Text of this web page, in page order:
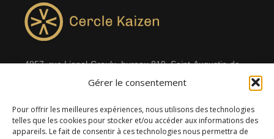
Gérer le consentement
Pour offrir les meilleures expériences, nous utilisons des technologies
telles que les cookies pour stocker et/ou accéder aux informations des
appareils. Le fait de consentir à ces technologies nous permettra de
4957, rue Lionel-Groulx, bureau 819, Saint-Augustin-de-
Desmaures QC G3A 0M7